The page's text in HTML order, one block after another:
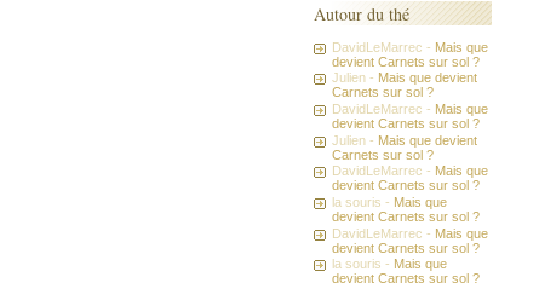
Autour du thé
DavidLeMarrec - Mais que
devient Carnets sur sol ?
Julien - Mais que devient
Carnets sur sol ?
DavidLeMarrec - Mais que
devient Carnets sur sol ?
Julien - Mais que devient
Carnets sur sol ?
DavidLeMarrec - Mais que
devient Carnets sur sol ?
la souris - Mais que
devient Carnets sur sol ?
DavidLeMarrec - Mais que
devient Carnets sur sol ?
la souris - Mais que
devient Carnets sur sol ?